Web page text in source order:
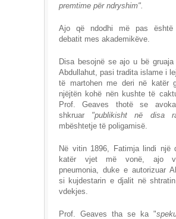
premtime për ndryshim".
Ajo që ndodhi më pas
debatit mes akademikëve.
Disa besojnë se ajo u bë
Abdullahut, pasi tradita islame i
të martohen me deri në katër
njëjtën kohë nën kushte të
Prof. Geaves thotë se
shkruar "publikisht në disa
mbështetje të poligamisë.
Në vitin 1896, Fatimja lindi një
katër vjet më vonë, ajo
pneumonia, duke e autorizuar
si kujdestarin e djalit në
vdekjes.
Prof. Geaves tha se ka "